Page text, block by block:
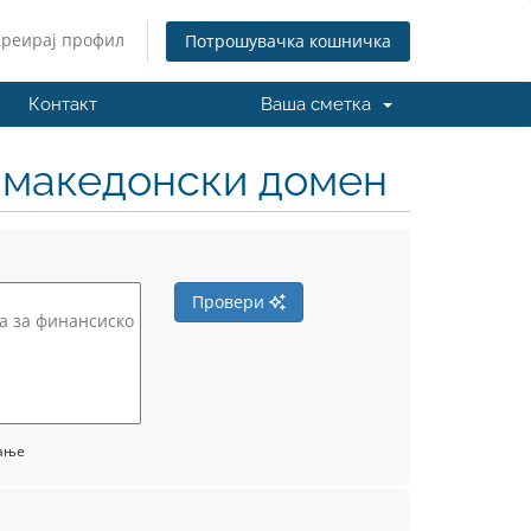
профил Потрошувачка кошничка
Контакт Ваша сметка
македонски домен
Провери